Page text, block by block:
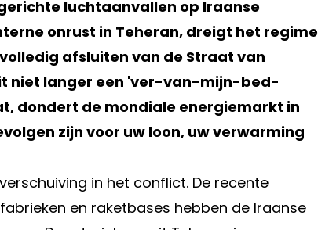
luchtaanvallen op Iraanse
onrust in Teheran, dreigt het regime
afsluiten van de Straat van
niet langer een 'ver-van-mijn-bed-
dondert de mondiale energiemarkt in
zijn voor uw loon, uw verwarming
in het conflict. De recente
en raketbases hebben de Iraanse